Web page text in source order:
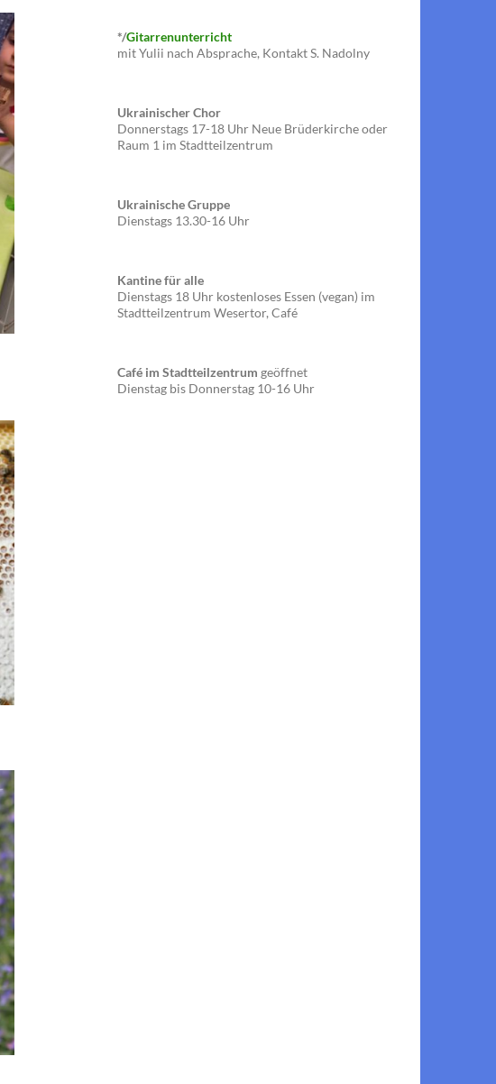
*/Gitarrenunterricht
mit Yulii nach Absprache, Kontakt S. Nadolny
Ukrainischer Chor
Donnerstags 17-18 Uhr Neue Brüderkirche oder
Raum 1 im Stadtteilzentrum
Ukrainische Gruppe
Dienstags 13.30-16 Uhr
Kantine für alle
Dienstags 18 Uhr kostenloses Essen (vegan) im
Stadtteilzentrum Wesertor, Café
Café im Stadtteilzentrum geöffnet
Dienstag bis Donnerstag 10-16 Uhr